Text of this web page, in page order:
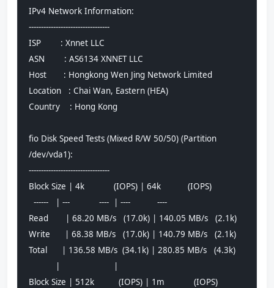
IPv4 Network Information:
---------------------------------
ISP        : Xnnet LLC
ASN        : AS6134 XNNET LLC
Host       : Hongkong Wen Jing Network Limited
Location   : Chai Wan, Eastern (HEA)
Country    : Hong Kong
fio Disk Speed Tests (Mixed R/W 50/50) (Partition
/dev/vda1):
---------------------------------
Block Size | 4k            (IOPS) | 64k           (IOPS)
  ------   | ---            ----  | ----           ----
Read       | 68.20 MB/s   (17.0k) | 140.05 MB/s   (2.1k)
Write      | 68.38 MB/s   (17.0k) | 140.79 MB/s   (2.1k)
Total      | 136.58 MB/s  (34.1k) | 280.85 MB/s   (4.3k)
           |                      |
Block Size | 512k          (IOPS) | 1m            (IOPS)